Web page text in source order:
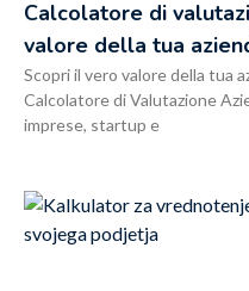
Calcolatore di
valore della tua
Scopri il vero valore della tua
Calcolatore di Valutazione
imprese, startup e